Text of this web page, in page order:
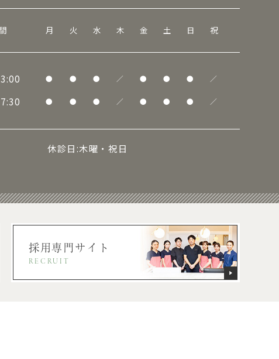
月 火 水 木 金 土 日 祝
● ● ● ／ ● ● ● ／
● ● ● ／ ● ● ● ／
休診日:木曜・祝日
採用専門サイト
RECRUIT